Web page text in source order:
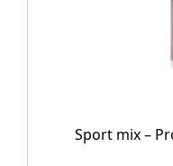
Sport mix –